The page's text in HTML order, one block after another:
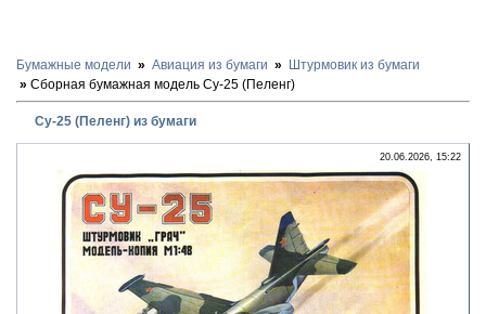
Бумажные модели Авиация из бумаги
Штурмовик из бумаги
Сборная бумажная модель Су-25 (Пеленг)
Су-25 (Пеленг) из бумаги
20.06.2026, 15:22